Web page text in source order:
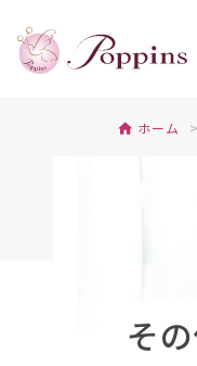
ホーム
そ